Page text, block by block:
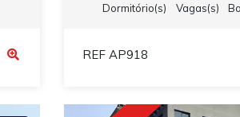
Dormitório(s)
Vagas(s)
REF AP918